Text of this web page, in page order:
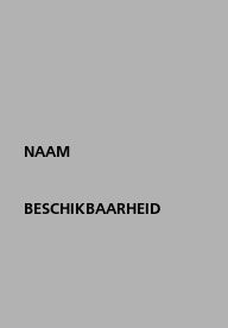
NAAM
BESCHIKBAARHEID